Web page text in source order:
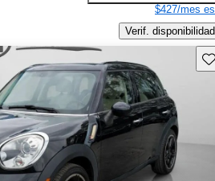
$427/mes
Verif. disponibilidad